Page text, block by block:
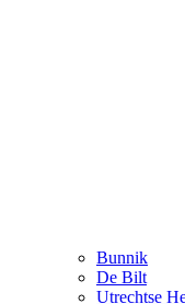
Bunnik
De Bilt
Utrechtse